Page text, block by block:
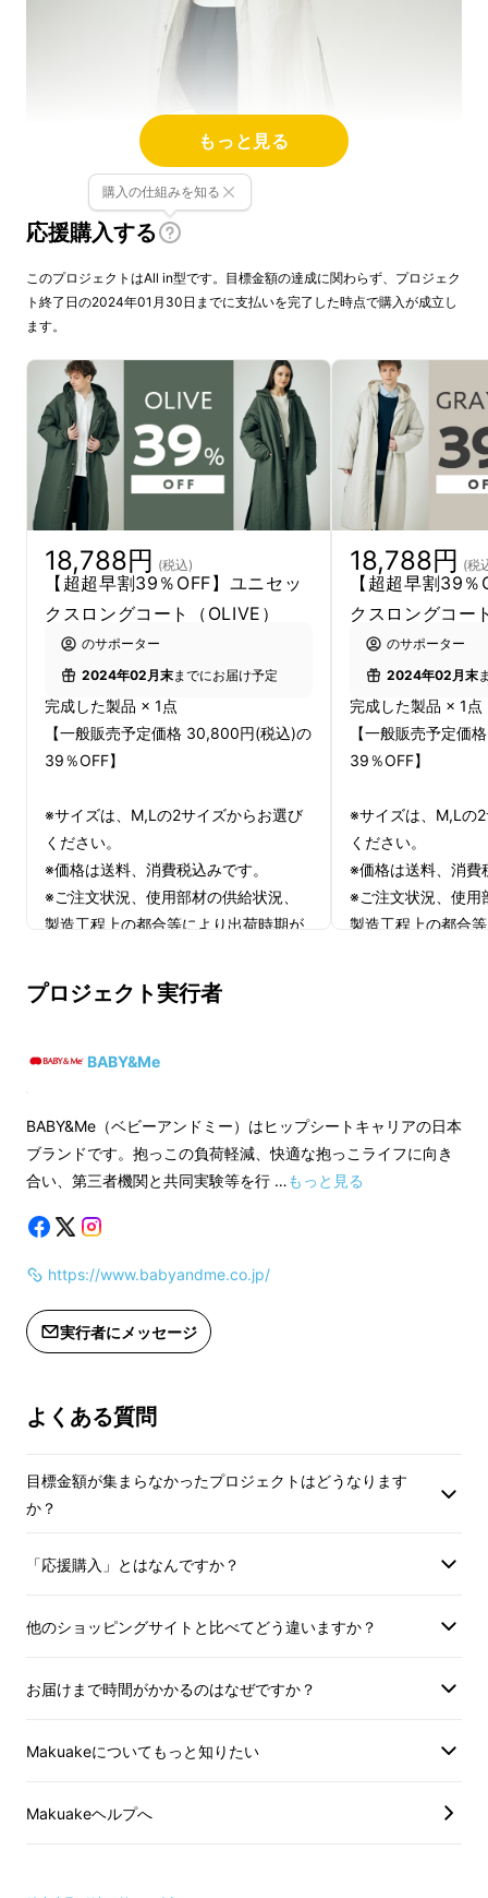
付属のダッカー（赤ちゃんを覆う部分のカ
着ることができるコートです。 もちろん、
コートだけを着用して、普段使いにも大活躍。
撥水に優れたMINOTECH®（ミノテック®）を
採用することで、気になる汚れもつきにくく、
しており、パパママ兼用・出産前のアウターと
コート」をMakuakeにて実施したところ、大
変ご好評いただき、サポーター117人・181万円
た。
・もう子供たちは大きいんですが、暖かそうだ
な～と思って購入しました。。低身長ですがロ
みです。
・防寒ケープも購入してあるので、どうするか
した。届くのが楽しみデス。
・袖繰りのゆったりしたコートが欲しくて購入
もっと見る
応援購入する
購入の仕組みを知る
このプロジェクトはAll in型です。目標金額の達成に関わらず、プロジェク
ト終了日の2024年01月30日までに支払いを完了した時点で購入が成立し
ます。
18,788円 (税込)
【超超早割39％OFF】ユニセッ
クスロングコート（OLIVE）
のサポーター
2024年02月末までにお届け予定
完成した製品 × 1点
【一般販売予定価格 30,800円(税込)の
39％OFF】
※サイズは、M,Lの2サイズからお選び
ください。
※価格は送料、消費税込みです。
※ご注文状況、使用部材の供給状況、
製造工程上の都合等により出荷時期が
18,788円 (税
【超超早割39
クスロングコー
のサポーター
2024年02月末
完成した製品 × 1点
【一般販売予定価
39％OFF】
※サイズは、M,Lの
ください。
※価格は送料、消費
※ご注文状況、使用
製造工程上の都合
プロジェクト実行者
BABY&Me
BABY&Me（ベビーアンドミー）はヒップシートキャリアの日本
ブランドです。抱っこの負荷軽減、快適な抱っこライフに向き
合い、第三者機関と共同実験等を行 …もっと見る
https://www.babyandme.co.jp/
実行者にメッセージ
よくある質問
目標金額が集まらなかったプロジェクトはどうなります
か？
「応援購入」とはなんですか？
他のショッピングサイトと比べてどう違いますか？
お届けまで時間がかかるのはなぜですか？
Makuakeについてもっと知りたい
Makuakeヘルプへ